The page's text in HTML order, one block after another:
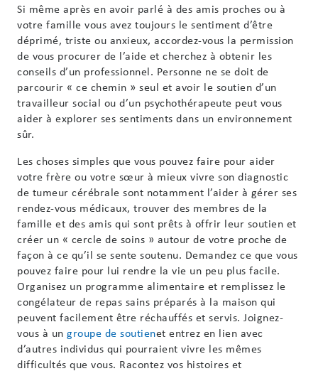
Si même après en avoir parlé à des amis proches ou à
votre famille vous avez toujours le sentiment d’être
déprimé, triste ou anxieux, accordez-vous la permission
de vous procurer de l’aide et cherchez à obtenir les
conseils d’un professionnel. Personne ne se doit de
parcourir « ce chemin » seul et avoir le soutien d’un
travailleur social ou d’un psychothérapeute peut vous
aider à explorer ses sentiments dans un environnement
sûr.
Les choses simples que vous pouvez faire pour aider
votre frère ou votre sœur à mieux vivre son diagnostic
de tumeur cérébrale sont notamment l’aider à gérer ses
rendez-vous médicaux, trouver des membres de la
famille et des amis qui sont prêts à offrir leur soutien et
créer un « cercle de soins » autour de votre proche de
façon à ce qu’il se sente soutenu. Demandez ce que vous
pouvez faire pour lui rendre la vie un peu plus facile.
Organisez un programme alimentaire et remplissez le
congélateur de repas sains préparés à la maison qui
peuvent facilement être réchauffés et servis. Joignez-
vous à un groupe de soutienet entrez en lien avec
d’autres individus qui pourraient vivre les mêmes
difficultés que vous. Racontez vos histoires et